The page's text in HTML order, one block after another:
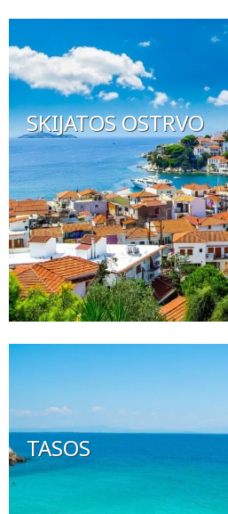
SKIJATOS OSTRVO
TASOS